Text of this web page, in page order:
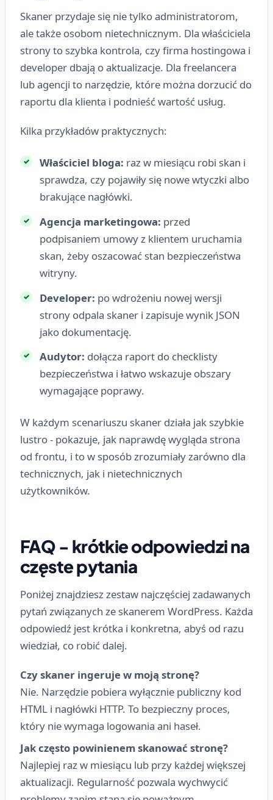
Skaner przydaje się nie tylko administratorom,
ale także osobom nietechnicznym. Dla właściciela
strony to szybka kontrola, czy firma hostingowa i
developer dbają o aktualizacje. Dla freelancera
lub agencji to narzędzie, które można dorzucić do
raportu dla klienta i podnieść wartość usług.
Kilka przykładów praktycznych:
Właściciel bloga: raz w miesiącu robi skan i
sprawdza, czy pojawiły się nowe wtyczki albo
brakujące nagłówki.
Agencja marketingowa: przed
podpisaniem umowy z klientem uruchamia
skan, żeby oszacować stan bezpieczeństwa
witryny.
Developer: po wdrożeniu nowej wersji
strony odpala skaner i zapisuje wynik JSON
jako dokumentację.
Audytor: dołącza raport do checklisty
bezpieczeństwa i łatwo wskazuje obszary
wymagające poprawy.
W każdym scenariuszu skaner działa jak szybkie
lustro - pokazuje, jak naprawdę wygląda strona
od frontu, i to w sposób zrozumiały zarówno dla
technicznych, jak i nietechnicznych
użytkowników.
FAQ - krótkie odpowiedzi na
częste pytania
Poniżej znajdziesz zestaw najczęściej zadawanych
pytań związanych ze skanerem WordPress. Każda
odpowiedź jest krótka i konkretna, abyś od razu
wiedział, co robić dalej.
Czy skaner ingeruje w moją stronę?
Nie. Narzędzie pobiera wyłącznie publiczny kod
HTML i nagłówki HTTP. To bezpieczny proces,
który nie wymaga logowania ani haseł.
Jak często powinienem skanować stronę?
Najlepiej raz w miesiącu lub przy każdej większej
aktualizacji. Regularność pozwala wychwycić